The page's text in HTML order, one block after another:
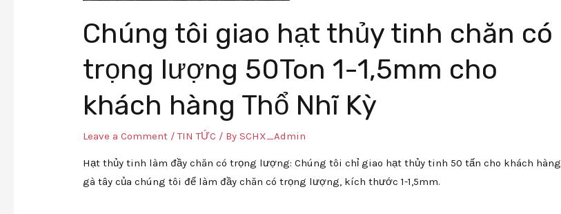
Chúng tôi giao hạt thủy tinh chăn có
trọng lượng 50Ton 1-1,5mm cho
khách hàng Thổ Nhĩ Kỳ
Leave a Comment /TIN TỨC / BySCHX_Admin
Hạt thủy tinh làm đầy chăn có trọng lượng: Chúng tôi chỉ giao hạt thủy tinh 50 tấn cho khách hàng
gà tây của chúng tôi để làm đầy chăn có trọng lượng, kích thước 1-1,5mm.